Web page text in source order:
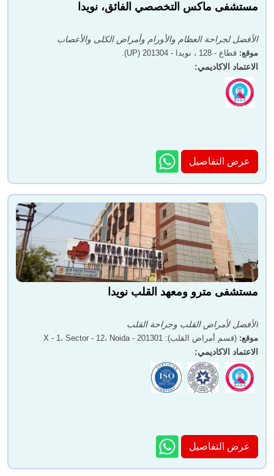
مستشفى ماكس التخصصي الفائق، نويدا
الأفضل لجراحة العظام والأورام وأمراض الكلى والأعصاب
موقع: قطاع - 128 ، نويدا - 201304 (UP).
الاعتماد الاكاديمي:
عرض التفاصيل
مستشفى مترو ومعهد القلب نويدا
الأفضل لأمراض القلب وجراحة القلب
موقع: (قسم أمراض القلب): X - 1، Sector - 12، Noida - 201301
الاعتماد الاكاديمي:
عرض التفاصيل